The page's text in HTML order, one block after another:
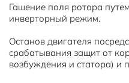
Гашение поля ротора
инверторный режим.
Останов двигателя
срабатывания защит от
возбуждения и статора) и